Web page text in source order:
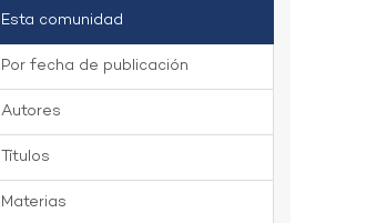
Esta comunidad
Por fecha de publicación
Autores
Títulos
Materias